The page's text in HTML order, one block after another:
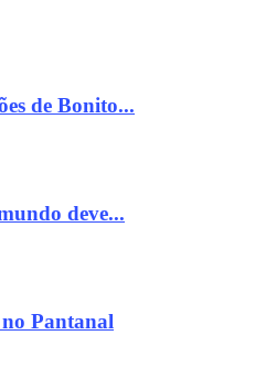
de Bonito...
deve...
Pantanal